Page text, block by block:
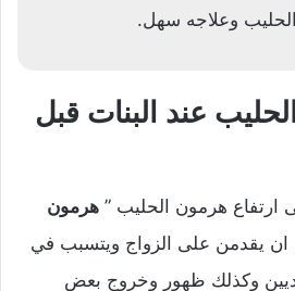
وعلاجه سهل.
عند البنات قبل
ارتفاع هرمون الحليب ” هرمون
ان يقدمن على الزواج ويتسبب في
وكذلك ظهور وخروج بعض